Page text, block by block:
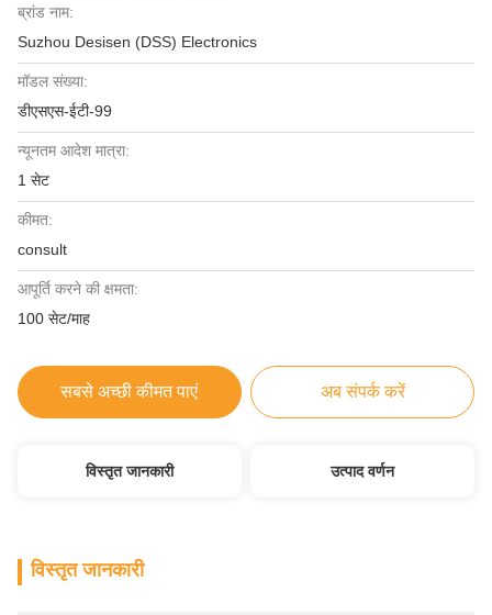
ब्रांड नाम:
Suzhou Desisen (DSS) Electronics
मॉडल संख्या:
डीएसएस-ईटी-99
न्यूनतम आदेश मात्रा:
1 सेट
कीमत:
consult
आपूर्ति करने की क्षमता:
100 सेट/माह
सबसे अच्छी कीमत पाएं अब संपर्क करें
विस्तृत जानकारी उत्पाद वर्णन
विस्तृत जानकारी